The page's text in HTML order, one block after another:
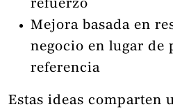
refuerzo
Mejora basada en
negocio en lugar de
referencia
Estas ideas comparten